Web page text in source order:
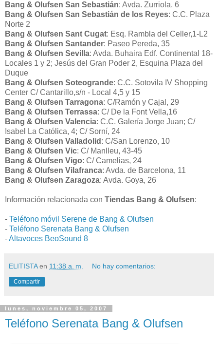
Bang & Olufsen San Sebastián: Avda. Zurriola, 6
Bang & Olufsen San Sebastián de los Reyes: C.C. Plaza
Norte 2
Bang & Olufsen Sant Cugat: Esq. Rambla del Celler,1-L2
Bang & Olufsen Santander: Paseo Pereda, 35
Bang & Olufsen Sevilla: Avda. Buhaira Edf. Continental 18-
Locales 1 y 2; Jesús del Gran Poder 2, Esquina Plaza del
Duque
Bang & Olufsen Soteogrande: C.C. Sotovila IV Shopping
Center C/ Cantarillo,s/n - Local 4,5 y 15
Bang & Olufsen Tarragona: C/Ramón y Cajal, 29
Bang & Olufsen Terrassa: C/ De la Font Vella,16
Bang & Olufsen Valencia: C.C. Galería Jorge Juan; C/
Isabel La Católica, 4; C/ Sorní, 24
Bang & Olufsen Valladolid : C/San Lorenzo, 10
Bang & Olufsen Vic: C/ Manlleu, 43-45
Bang & Olufsen Vigo: C/ Camelias, 24
Bang & Olufsen Vilafranca: Avda. de Barcelona, 11
Bang & Olufsen Zaragoza: Avda. Goya, 26
Información relacionada con Tiendas Bang & Olufsen:
- Teléfono móvil Serene de Bang & Olufsen
- Teléfono Serenata Bang & Olufsen
-Altavoces BeoSound 8
ELITISTA en 11:38 a. m. No hay comentarios:
Compartir
lunes, noviembre 05, 2007
Teléfono Serenata Bang & Olufsen